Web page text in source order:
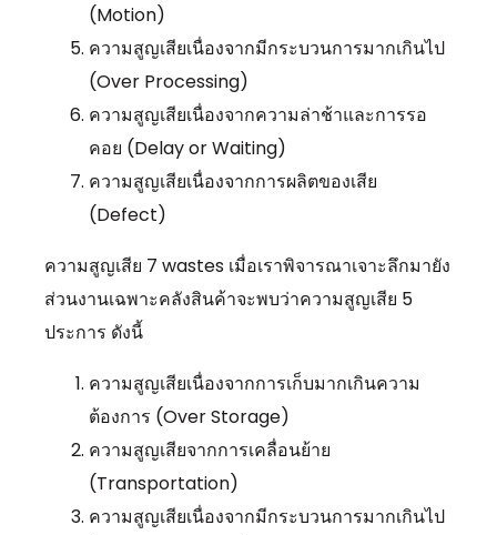
(Motion)
ความสูญเสียเนื่องจากมีกระบวนการมากเกินไป
(Over Processing)
ความสูญเสียเนื่องจากความล่าช้าและการรอ
คอย (Delay or Waiting)
ความสูญเสียเนื่องจากการผลิตของเสีย
(Defect)
ความสูญเสีย 7 wastes เมื่อเราพิจารณาเจาะลึกมายัง
ส่วนงานเฉพาะคลังสินค้าจะพบว่าความสูญเสีย 5
ประการ ดังนี้
ความสูญเสียเนื่องจากการเก็บมากเกินความ
ต้องการ (Over Storage)
ความสูญเสียจากการเคลื่อนย้าย
(Transportation)
ความสูญเสียเนื่องจากมีกระบวนการมากเกินไป